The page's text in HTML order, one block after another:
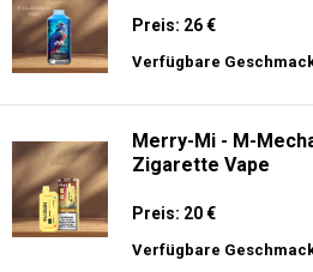
Preis: 26 €
Verfügbare
Merry-Mi - M-
Zigarette Vape
Preis: 20 €
Verfügbare